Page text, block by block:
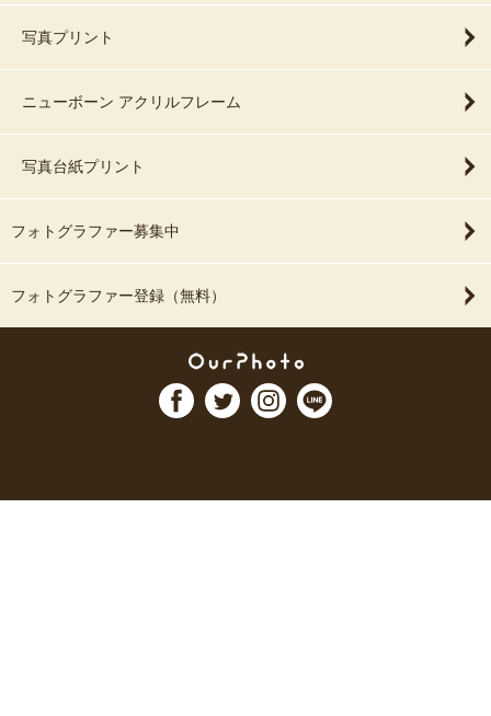
写真プリント
ニューボーン アクリルフレーム
写真台紙プリント
フォトグラファー募集中
フォトグラファー登録（無料）